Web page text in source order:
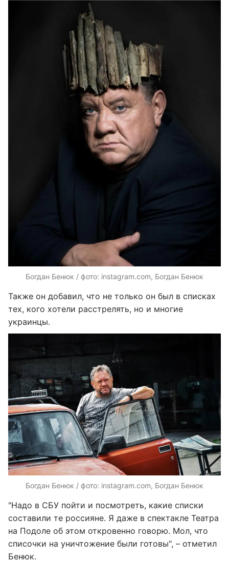
Богдан Бенюк / фото: instagram.com, Богдан Бенюк
Также он добавил, что не только он был в списках
тех, кого хотели расстрелять, но и многие
украинцы.
Богдан Бенюк / фото: instagram.com, Богдан Бенюк
"Надо в СБУ пойти и посмотреть, какие списки
составили те россияне. Я даже в спектакле Театра
на Подоле об этом откровенно говорю. Мол, что
списочки на уничтожение были готовы", – отметил
Бенюк.